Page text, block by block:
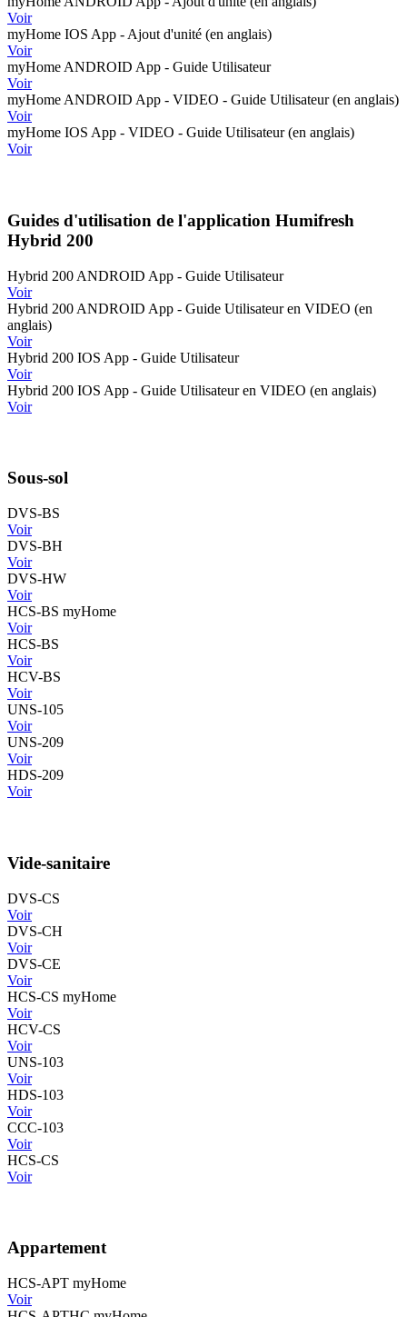
Voir
myHome IOS App - Ajout d'unité (en anglais)
Voir
myHome ANDROID App - Guide Utilisateur
Voir
myHome ANDROID App - VIDEO - Guide Utilisateur (en anglais)
Voir
myHome IOS App - VIDEO - Guide Utilisateur (en anglais)
Voir
Guides d'utilisation de l'application Humifresh
Hybrid 200
Hybrid 200 ANDROID App - Guide Utilisateur
Voir
Hybrid 200 ANDROID App - Guide Utilisateur en VIDEO (en
anglais)
Voir
Hybrid 200 IOS App - Guide Utilisateur
Voir
Hybrid 200 IOS App - Guide Utilisateur en VIDEO (en anglais)
Voir
Sous-sol
DVS-BS
Voir
DVS-BH
Voir
DVS-HW
Voir
HCS-BS myHome
Voir
HCS-BS
Voir
HCV-BS
Voir
UNS-105
Voir
UNS-209
Voir
HDS-209
Voir
Vide-sanitaire
DVS-CS
Voir
DVS-CH
Voir
DVS-CE
Voir
HCS-CS myHome
Voir
HCV-CS
Voir
UNS-103
Voir
HDS-103
Voir
CCC-103
Voir
HCS-CS
Voir
Appartement
HCS-APT myHome
Voir